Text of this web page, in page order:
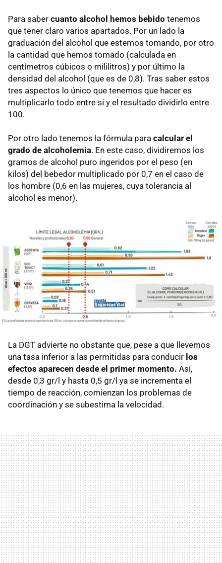
Para saber cuanto alcohol hemos bebido tenemos
que tener claro varios apartados. Por un lado la
graduación del alcohol que estemos tomando, por otro
la cantidad que hemos tomado (calculada en
centímetros cúbicos o mililitros) y por último la
densidad del alcohol (que es de 0,8). Tras saber estos
tres aspectos lo único que tenemos que hacer es
multiplicarlo todo entre si y el resultado dividirlo entre
100.
Por otro lado tenemos la fórmula para calcular el
grado de alcoholemia. En este caso, dividiremos los
gramos de alcohol puro ingeridos por el peso (en
kilos) del bebedor multiplicado por 0,7 en el caso de
los hombre (0,6 en las mujeres, cuya tolerancia al
alcohol es menor).
La DGT advierte no obstante que, pese a que llevemos
una tasa inferior a las permitidas para conducir los
efectos aparecen desde el primer momento. Así,
desde 0,3 gr/l y hasta 0,5 gr/l ya se incrementa el
tiempo de reacción, comienzan los problemas de
coordinación y se subestima la velocidad.